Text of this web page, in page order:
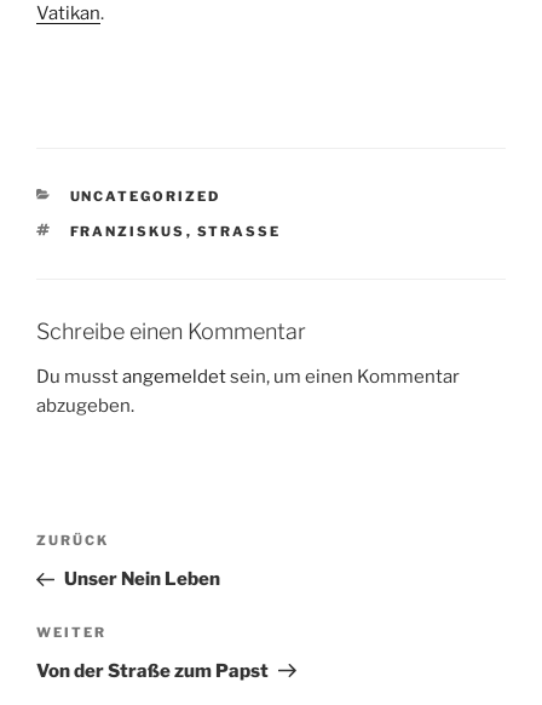
Vatikan.
KATEGORIEN
UNCATEGORIZED
SCHLAGWÖRTER
FRANZISKUS , STRASSE
Schreibe einen Kommentar
Du musstangemeldetsein, um einen Kommentar
abzugeben.
Beitragsnavigation
Vorheriger
Beitrag
ZURÜCK
Unser Nein Leben
Nächster
Beitrag
WEITER
Von der Straße zum Papst